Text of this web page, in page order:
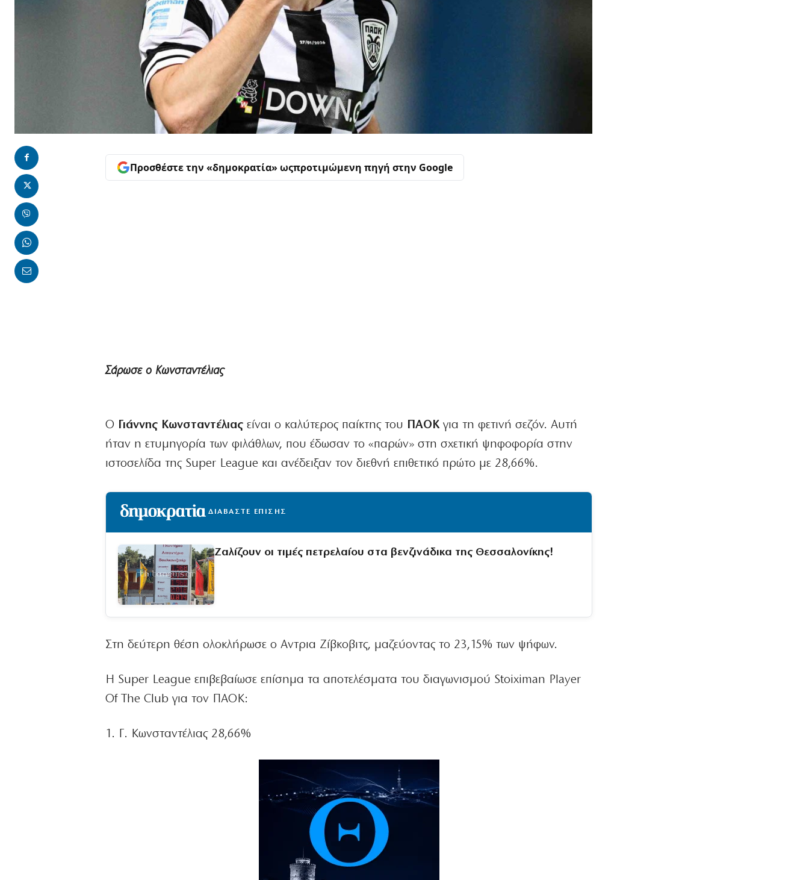
Προσθέστε την «δημοκρατία» ωςπροτιμώμενη πηγή στην Google
Σάρωσε ο Κωνσταντέλιας
Ο Γιάννης Κωνσταντέλιας είναι ο καλύτερος παίκτης του ΠΑΟΚγια τη φετινή σεζόν. Αυτή
ήταν η ετυμηγορία των φιλάθλων, που έδωσαν το «παρών» στη σχετική ψηφοφορία στην
ιστοσελίδα της Super League και ανέδειξαν τον διεθνή επιθετικό πρώτο με 28,66%.
ΔΙΑΒΑΣΤΕ ΕΠΙΣΗΣ
Ζαλίζουν οι τιμές πετρελαίου στα βενζινάδικα της Θεσσαλονίκης!
Στη δεύτερη θέση ολοκλήρωσε ο Αντρια Ζίβκοβιτς, μαζεύοντας το 23,15% των ψήφων.
Η Super League επιβεβαίωσε επίσημα τα αποτελέσματα του διαγωνισμού Stoiximan Player
Of The Club για τον ΠΑΟΚ:
1. Γ. Κωνσταντέλιας 28,66%